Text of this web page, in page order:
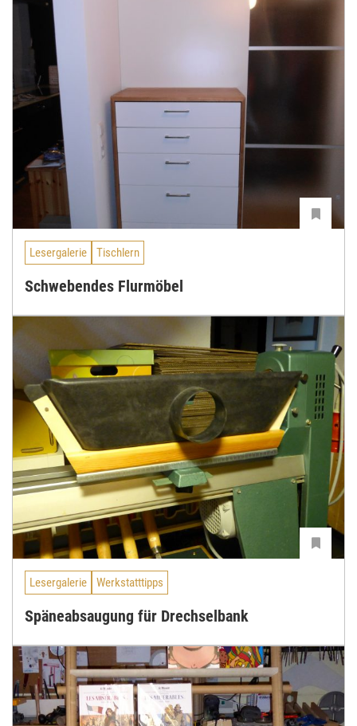
Lesergalerie Tischlern
Schwebendes Flurmöbel
Lesergalerie Werkstatttipps
Späneabsaugung für Drechselbank